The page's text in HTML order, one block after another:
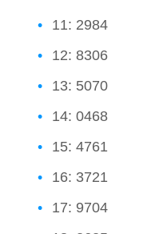
11: 2984
12: 8306
13: 5070
14: 0468
15: 4761
16: 3721
17: 9704